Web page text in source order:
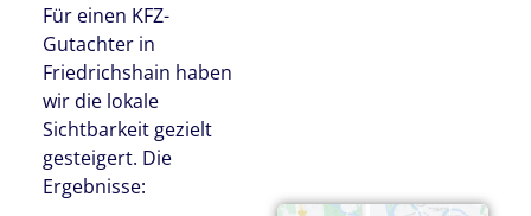
Für einen KFZ-
Gutachter in
Friedrichshain haben
wir die lokale
Sichtbarkeit gezielt
gesteigert. Die
Ergebnisse: